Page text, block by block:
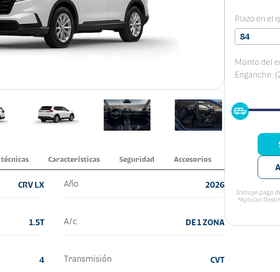
Características Seguridad Accesorios
CRV LX Año 2026
1.5T A/c DE 1 ZONA
4 Transmisión CVT
Plazo en el
84
Monto del
Enganche:
Incluye pago
*Aplican